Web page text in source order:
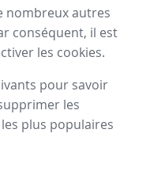
nombreux autres
conséquent, il est
les cookies.
pour savoir
les
plus populaires